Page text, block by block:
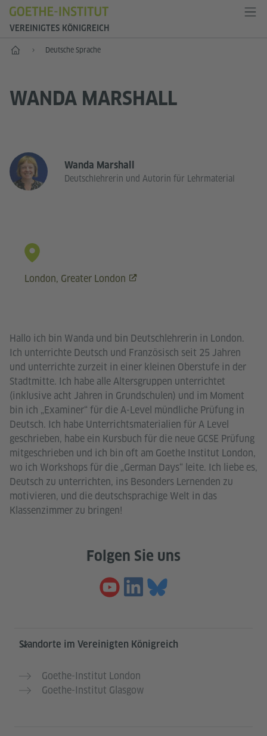
VEREINIGTES KÖNIGREICH
Start Deutsche Sprache
WANDA MARSHALL
Wanda Marshall
Deutschlehrerin und Autorin für Lehrmaterial
London, Greater London
Hallo ich bin Wanda und bin Deutschlehrerin in London.
Ich unterrichte Deutsch und Französisch seit 25 Jahren
und unterrichte zurzeit in einer kleinen Oberstufe in der
Stadtmitte. Ich habe alle Altersgruppen unterrichtet
(inklusive acht Jahren in Grundschulen) und im Moment
bin ich „Examiner“ für die A-Level mündliche Prüfung in
Deutsch. Ich habe Unterrichtsmaterialien für A Level
geschrieben, habe ein Kursbuch für die neue GCSE Prüfung
mitgeschrieben und ich bin oft am Goethe Institut London,
wo ich Workshops für die „German Days“ leite. Ich liebe es,
Deutsch zu unterrichten, ins Besonders Lernenden zu
motivieren, und die deutschsprachige Welt in das
Klassenzimmer zu bringen!
Folgen Sie uns
Service- und Informationsbereich
Standorte im Vereinigten Königreich
Goethe-Institut London
Goethe-Institut Glasgow